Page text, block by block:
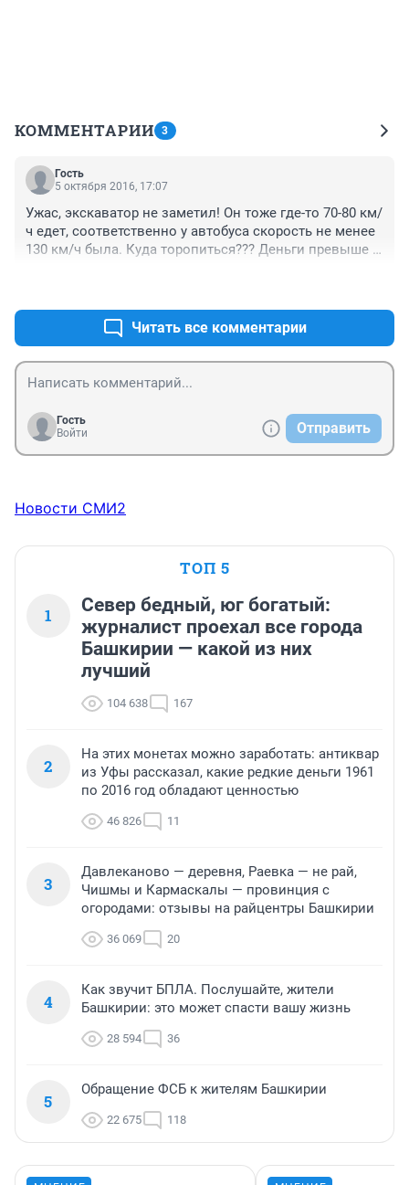
КОММЕНТАРИИ 3
Гость
5 октября 2016, 17:07
Ужас, экскаватор не заметил! Он тоже где-то 70-80 км/
ч едет, соответственно у автобуса скорость не менее
130 км/ч была. Куда торопиться??? Деньги превыше
Читать все комментарии
Гость
Войти
Отправить
Новости СМИ2
ТОП 5
1
Север бедный, юг богатый:
журналист проехал все города
Башкирии — какой из них
лучший
104 638 167
2
На этих монетах можно заработать: антиквар
из Уфы рассказал, какие редкие деньги 1961
по 2016 год обладают ценностью
46 826 11
3
Давлеканово — деревня, Раевка — не рай,
Чишмы и Кармаскалы — провинция с
огородами: отзывы на райцентры Башкирии
36 069 20
4
Как звучит БПЛА. Послушайте, жители
Башкирии: это может спасти вашу жизнь
28 594 36
5
Обращение ФСБ к жителям Башкирии
22 675 118